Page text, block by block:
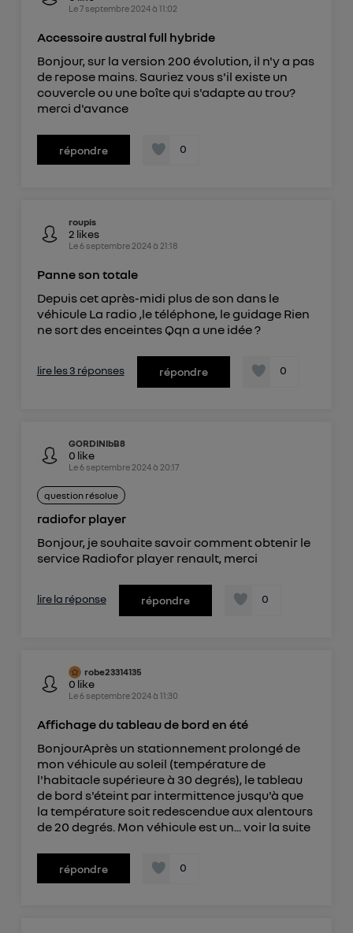
Le7 septembre 2024à 11:02
Accessoire austral full hybride
Bonjour, sur la version 200 évolution, il n'y a pas
de repose mains. Sauriez vous s'il existe un
couvercle ou une boîte qui s'adapte au trou?
merci d'avance
répondre 0
roupis
2 likes
Le6 septembre 2024à 21:18
Panne son totale
Depuis cet après-midi plus de son dans le
véhicule La radio ,le téléphone, le guidage Rien
ne sort des enceintes Qqn a une idée ?
lire les 3 réponses répondre 0
GORDINIbB8
0 like
Le6 septembre 2024à 20:17
question résolue
radiofor player
Bonjour, je souhaite savoir comment obtenir le
service Radiofor player renault, merci
lire la réponse répondre 0
robe23314135
0 like
Le6 septembre 2024à 11:30
Affichage du tableau de bord en été
BonjourAprès un stationnement prolongé de
mon véhicule au soleil (température de
l'habitacle supérieure à 30 degrés), le tableau
de bord s'éteint par intermittence jusqu'à que
la température soit redescendue aux alentours
de 20 degrés. Mon véhicule est un... voir la suite
répondre 0